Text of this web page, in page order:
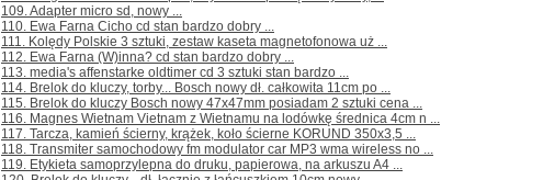
109. Adapter micro sd, nowy ...
110. Ewa Farna Cicho cd stan bardzo dobry ...
111. Kolędy Polskie 3 sztuki, zestaw kaseta magnetofonowa uż ...
112. Ewa Farna (W)inna? cd stan bardzo dobry ...
113. media's affenstarke oldtimer cd 3 sztuki stan bardzo ...
114. Brelok do kluczy, torby... Bosch nowy dł. całkowita 11cm po ...
115. Brelok do kluczy Bosch nowy 47x47mm posiadam 2 sztuki cena ...
116. Magnes Wietnam Vietnam z Wietnamu na lodówkę średnica 4cm n ...
117. Tarcza, kamień ścierny, krążek, koło ścierne KORUND 350x3,5 ...
118. Transmiter samochodowy fm modulator car MP3 wma wireless no ...
119. Etykieta samoprzylepna do druku, papierowa, na arkuszu A4 ...